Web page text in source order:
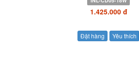
1.425.000 đ
Đặt hàng Yêu thích